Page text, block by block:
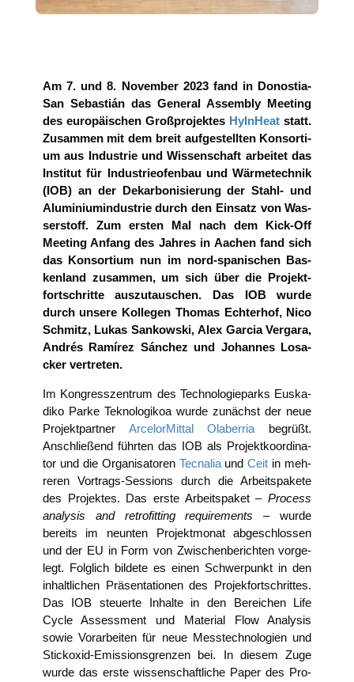
Am 7. und 8. Novem­ber 2023 fand in Donos­tia-
San Sebas­tián das Gene­ral Assem­bly Mee­ting
des euro­päi­schen Groß­pro­jek­tes HyIn­Heat statt.
Zusam­men mit dem breit auf­ge­stell­ten Kon­sor­ti­
um aus Indus­trie und Wis­sen­schaft arbei­tet das
Insti­tut für Indus­trie­ofen­bau und Wär­me­tech­nik
(IOB) an der Dekar­bo­ni­sie­rung der Stahl- und
Alu­mi­ni­um­in­dus­trie durch den Ein­satz von Was­
ser­stoff. Zum ers­ten Mal nach dem Kick-Off
Mee­ting Anfang des Jah­res in Aachen fand sich
das Kon­sor­ti­um nun im nord-spa­ni­schen Bas­
ken­land zusam­men, um sich über die Pro­jekt­
fort­schrit­te aus­zu­tau­schen. Das IOB wur­de
durch unse­re Kol­le­gen Tho­mas Ech­ter­hof, Nico
Schmitz, Lukas San­kow­ski, Alex Gar­cia Ver­ga­ra,
Andrés Ramí­rez Sán­chez und Johan­nes Losa­
cker vertreten.
Im Kon­gress­zen­trum des Tech­no­lo­gie­parks Eus­ka­
di­ko Par­ke Tekno­lo­gi­koa wur­de zunächst der neue
Pro­jekt­part­ner Arce­lor­Mit­tal Ola­ber­riabegrüßt.
Anschlie­ßend führ­ten das IOB als Pro­jekt­ko­or­di­na­
tor und die Orga­ni­sa­to­ren Tecna­liaundCeit in meh­
re­ren Vor­trags-Ses­si­ons durch die Arbeits­pa­ke­te
des Pro­jek­tes. Das ers­te Arbeits­pa­ket –Pro­cess
ana­ly­sis and retro­fit­ting requi­re­ments – wur­de
bereits im neun­ten Pro­jekt­mo­nat abge­schlos­sen
und der EU in Form von Zwi­schen­be­rich­ten vor­ge­
legt. Folg­lich bil­de­te es einen Schwer­punkt in den
inhalt­li­chen Prä­sen­ta­tio­nen des Pro­jek­fort­schrit­tes.
Das IOB steu­er­te Inhal­te in den Berei­chen Life
Cycle Assess­ment und Mate­ri­al Flow Ana­ly­sis
sowie Vor­ar­bei­ten für neue Mess­tech­no­lo­gien und
Stick­oxid-Emis­si­ons­gren­zen bei. In die­sem Zuge
wur­de das ers­te wis­sen­schaft­li­che Paper des Pro­